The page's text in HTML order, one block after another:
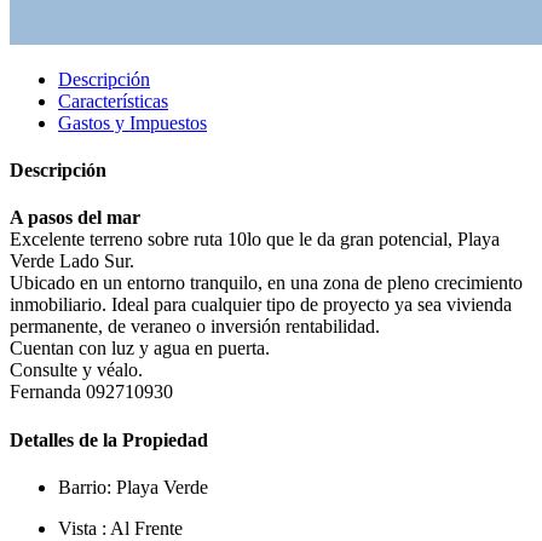
Descripción
Características
Gastos y Impuestos
Descripción
A pasos del mar
Excelente terreno sobre ruta 10lo que le da gran potencial, Playa
Verde Lado Sur.
Ubicado en un entorno tranquilo, en una zona de pleno crecimiento
inmobiliario. Ideal para cualquier tipo de proyecto ya sea vivienda
permanente, de veraneo o inversión rentabilidad.
Cuentan con luz y agua en puerta.
Consulte y véalo.
Fernanda 092710930
Detalles de la Propiedad
Barrio: Playa Verde
Vista : Al Frente